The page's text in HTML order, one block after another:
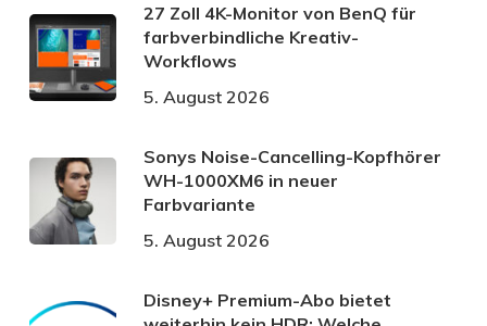
27 Zoll 4K-Monitor von BenQ für
farbverbindliche Kreativ-
Workflows
5. August 2026
Sonys Noise-Cancelling-Kopfhörer
WH-1000XM6 in neuer
Farbvariante
5. August 2026
Disney+ Premium-Abo bietet